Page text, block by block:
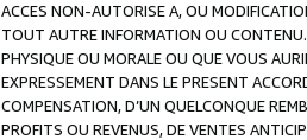
ACCES NON-AUTORISE A, OU
TOUT AUTRE INFORMATION OU
PHYSIQUE OU MORALE OU QUE VOUS
EXPRESSEMENT DANS LE PRESENT
COMPENSATION, D’UN QUELCONQUE
PROFITS OU REVENUS, DE VENTES